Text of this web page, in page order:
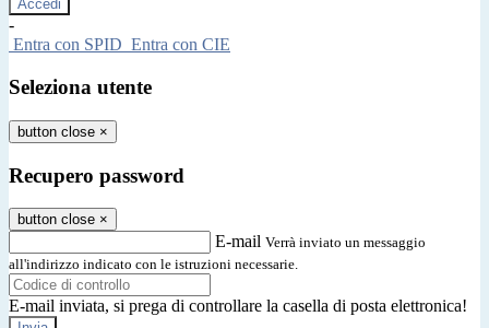
-
Entra con SPID Entra con CIE
Seleziona utente
button close ×
Recupero password
button close ×
E-mail Verrà inviato un messaggio
all'indirizzo indicato con le istruzioni necessarie.
E-mail inviata, si prega di controllare la casella di posta elettronica!